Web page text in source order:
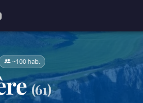
~100 hab.
(61)